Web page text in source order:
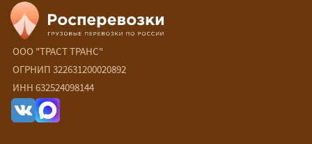
Сколько стоит перевозка
негабарита?
— От 90 ₽/км. Точная стоимость
рассчитывается индивидуально:
влияют габариты и вес груза,
ООО "ТРАСТ ТРАНС"
ОГРНИП 322631200020892
ИНН 632524098144